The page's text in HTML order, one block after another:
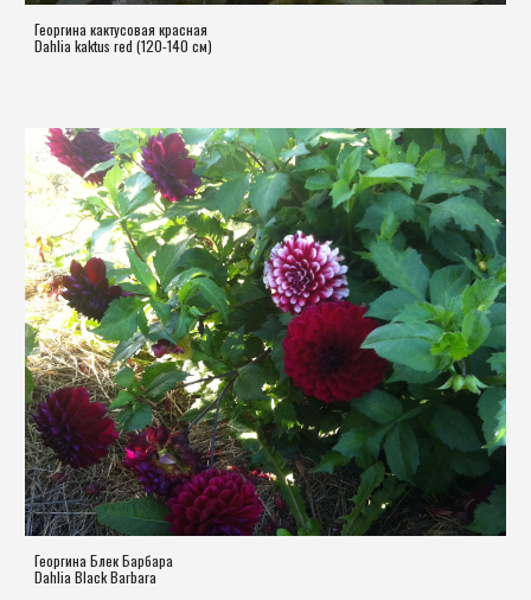
Георгина кактусовая красная
Dahlia kaktus red (120-140 см)
Георгина Блек Барбара
Dahlia Black Barbara